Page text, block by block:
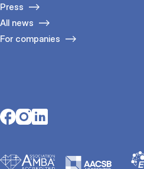
Press
All news
For companies
Opens in a new tab
Opens in a new tab
Opens in a new tab